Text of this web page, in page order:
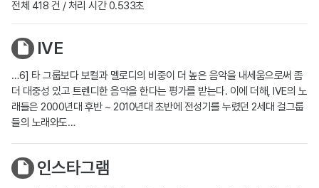
전체 418 건 / 처리 시간 0.533초
IVE
…6] 타 그룹보다 보컬과 멜로디의 비중이 더 높은 음악을 내세움으로써 좀
더 대중성 있고 트렌디한 음악을 한다는 평가를 받는다. 이에 더해, IVE의 노
래들은 2000년대 후반 ~ 2010년대 초반에 전성기를 누렸던 2세대 걸그룹
들의 노래와도…
인스타그램